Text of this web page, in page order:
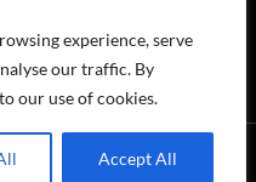
experience, serve
our traffic. By
our use of cookies.
Accept All